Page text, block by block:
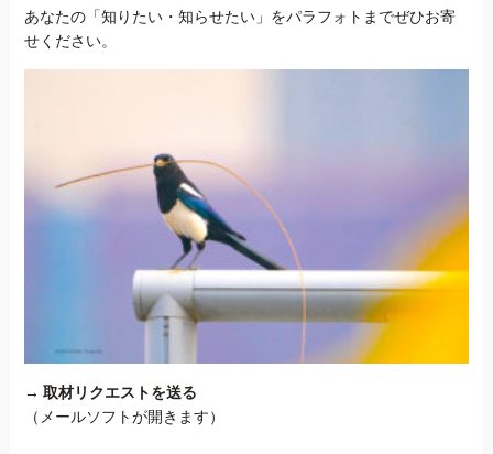
あなたの「知りたい・知らせたい」をパラフォトまでぜひお寄
せください。
→ 取材リクエストを送る
（メールソフトが開きます）